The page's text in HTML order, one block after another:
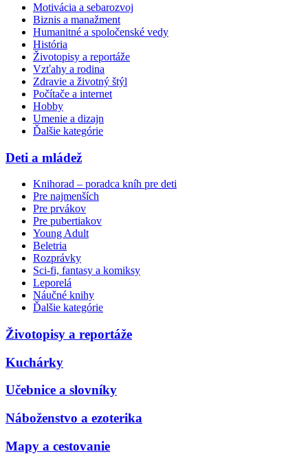
Motivácia a sebarozvoj
Biznis a manažment
Humanitné a spoločenské vedy
História
Životopisy a reportáže
Vzťahy a rodina
Zdravie a životný štýl
Počítače a internet
Hobby
Umenie a dizajn
Ďalšie kategórie
Deti a mládež
Knihorad – poradca kníh pre deti
Pre najmenších
Pre prvákov
Pre pubertiakov
Young Adult
Beletria
Rozprávky
Sci-fi, fantasy a komiksy
Leporelá
Náučné knihy
Ďalšie kategórie
Životopisy a reportáže
Kuchárky
Učebnice a slovníky
Náboženstvo a ezoterika
Mapy a cestovanie